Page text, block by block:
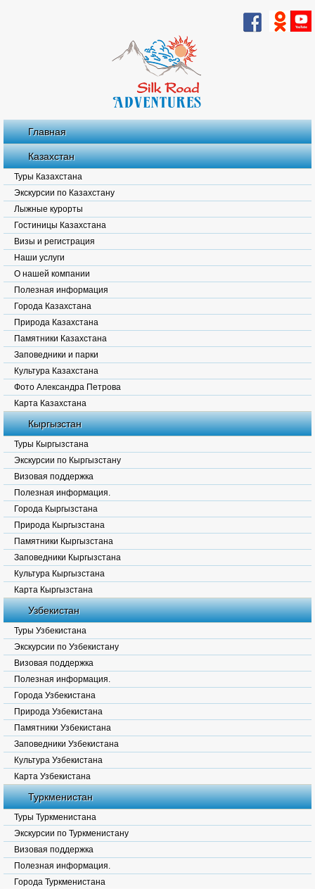
Главная
Казахстан
Туры Казахстана
Экскурсии по Казахстану
Лыжные курорты
Гостиницы Казахстана
Визы и регистрация
Наши услуги
О нашей компании
Полезная информация
Города Казахстана
Природа Казахстана
Памятники Казахстана
Заповедники и парки
Культура Казахстана
Фото Александра Петрова
Карта Казахстана
Кыргызстан
Туры Кыргызстана
Экскурсии по Кыргызстану
Визовая поддержка
Полезная информация.
Города Кыргызстана
Природа Кыргызстана
Памятники Кыргызстана
Заповедники Кыргызстана
Культура Кыргызстана
Карта Кыргызстана
Узбекистан
Туры Узбекистана
Экскурсии по Узбекистану
Визовая поддержка
Полезная информация.
Города Узбекистана
Природа Узбекистана
Памятники Узбекистана
Заповедники Узбекистана
Культура Узбекистана
Карта Узбекистана
Туркменистан
Туры Туркменистана
Экскурсии по Туркменистану
Визовая поддержка
Полезная информация.
Города Туркменистана